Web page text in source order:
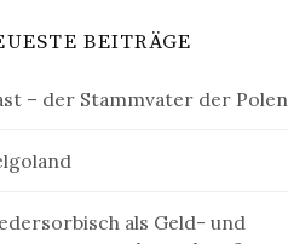
BEITRÄGE
– der Stammvater der Polen
als Geld- und